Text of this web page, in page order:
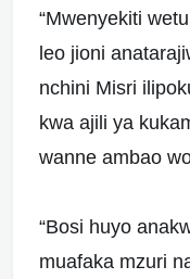
“Mwenyekiti
leo jioni
nchini Misri
kwa ajili ya
wanne ambao
“Bosi huyo
muafaka mzuri